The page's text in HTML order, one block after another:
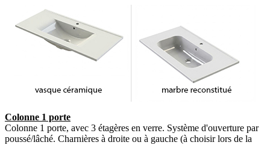
Colonne 1 porte
Colonne 1 porte, avec 3 étagères en verre. Système d'ouverture par
poussé/lâché. Charnières à droite ou à gauche (à choisir lors de la